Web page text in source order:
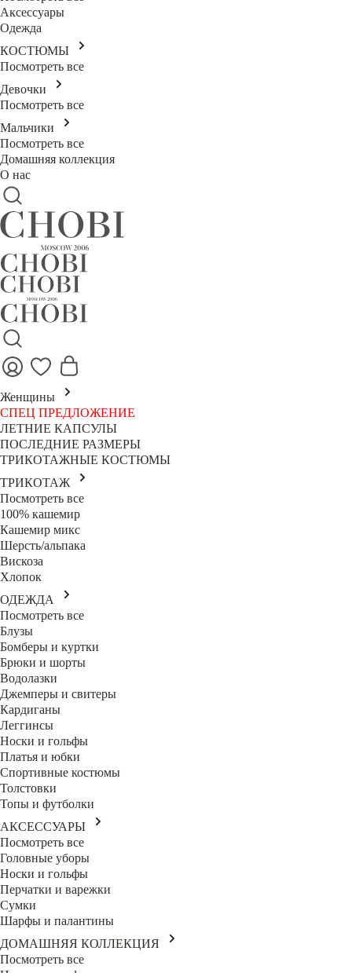
Аксессуары
Одежда
КОСТЮМЫ
Посмотреть все
Девочки
Посмотреть все
Мальчики
Посмотреть все
Домашняя коллекция
О нас
Женщины
СПЕЦ ПРЕДЛОЖЕНИЕ
ЛЕТНИЕ КАПСУЛЫ
ПОСЛЕДНИЕ РАЗМЕРЫ
ТРИКОТАЖНЫЕ КОСТЮМЫ
ТРИКОТАЖ
Посмотреть все
100% кашемир
Кашемир микс
Шерсть/альпака
Вискоза
Хлопок
ОДЕЖДА
Посмотреть все
Блузы
Бомберы и куртки
Брюки и шорты
Водолазки
Джемперы и свитеры
Кардиганы
Леггинсы
Носки и гольфы
Платья и юбки
Спортивные костюмы
Толстовки
Топы и футболки
АКСЕССУАРЫ
Посмотреть все
Головные уборы
Носки и гольфы
Перчатки и варежки
Сумки
Шарфы и палантины
ДОМАШНЯЯ КОЛЛЕКЦИЯ
Посмотреть все